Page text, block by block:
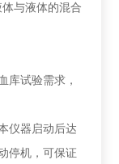
与液体的混合
试验需求，
仪器启动后达
停机，可保证